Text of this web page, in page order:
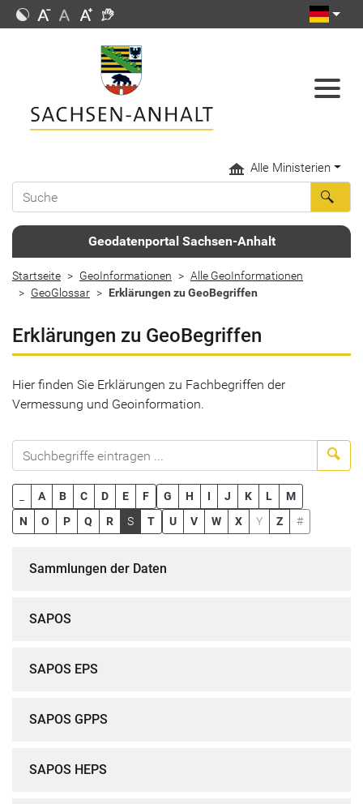
Alle Ministerien
Geodatenportal Sachsen-Anhalt
Startseite GeoInformationen
Alle GeoInformationen
GeoGlossar
Erklärungen zu GeoBegriffen
Erklärungen zu GeoBegriffen
Hier finden Sie Erklärungen zu Fachbegriffen der
Vermessung und Geoinformation.
A B C D E F G H I J K L
M
N
O P Q R S T U V W X Y Z #
Sammlungen der Daten
SAPOS
SAPOS EPS
SAPOS GPPS
SAPOS HEPS